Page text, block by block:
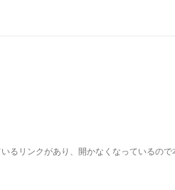
るリンクがあり、開かなくなっているので